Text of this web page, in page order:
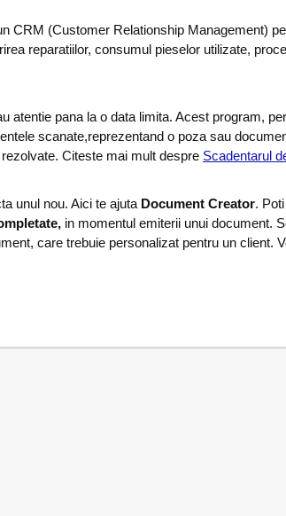
CRM (Customer Relationship Management)
reparatiilor, consumul pieselor utilizate,
atentie pana la o data limita. Acest program,
scanate,reprezentand o poza sau
Citeste mai mult despre Scadentarul
unul nou. Aici te ajuta Document Creator.
in momentul emiterii unui document.
care trebuie personalizat pentru un client.